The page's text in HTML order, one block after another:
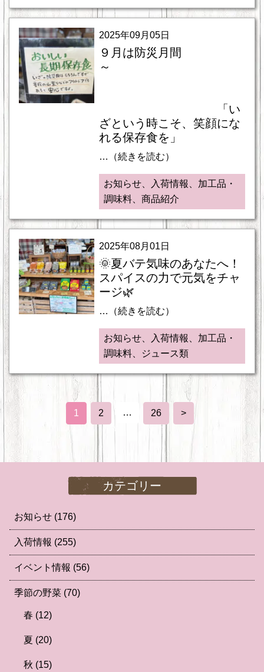
2025年09月05日
９月は防災月間
～
「い
ざという時こそ、笑顔にな
れる保存食を」
…（続きを読む）
お知らせ、入荷情報、加工品・
調味料、商品紹介
2025年08月01日
🌞夏バテ気味のあなたへ！
スパイスの力で元気をチャ
ージ🌿
…（続きを読む）
お知らせ、入荷情報、加工品・
調味料、ジュース類
1 2 … 26 >
カテゴリー
お知らせ (176)
入荷情報 (255)
イベント情報 (56)
季節の野菜 (70)
春 (12)
夏 (20)
秋 (15)